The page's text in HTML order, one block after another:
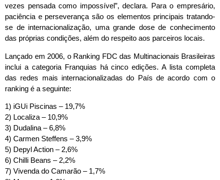
vezes pensada como impossível”, declara. Para o empresário,
paciência e perseverança são os elementos principais tratando-
se de internacionalização, uma grande dose de conhecimento
das próprias condições, além do respeito aos parceiros locais.
Lançado em 2006, o Ranking FDC das Multinacionais Brasileiras
inclui a categoria Franquias há cinco edições. A lista completa
das redes mais internacionalizadas do País de acordo com o
ranking é a seguinte:
1) iGUi Piscinas – 19,7%
2) Localiza – 10,9%
3) Dudalina – 6,8%
4) Carmen Steffens – 3,9%
5) Depyl Action – 2,6%
6) Chilli Beans – 2,2%
7) Vivenda do Camarão – 1,7%